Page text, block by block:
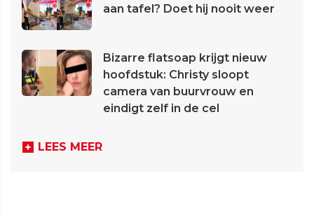
aan tafel? Doet hij nooit weer
Bizarre flatsoap krijgt nieuw
hoofdstuk: Christy sloopt
camera van buurvrouw en
eindigt zelf in de cel
LEES MEER